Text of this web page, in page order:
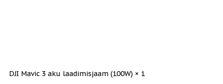
DJI Mavic 3 aku laadimisjaam (100W) × 1